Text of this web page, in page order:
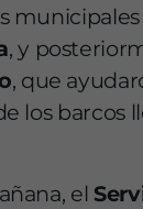
, y
, que
los barcos
el